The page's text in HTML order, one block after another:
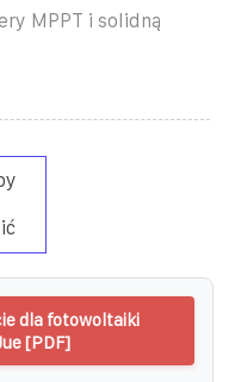
MPPT i solidną
dla fotowoltaiki
[PDF]